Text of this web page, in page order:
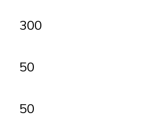
300
50
50